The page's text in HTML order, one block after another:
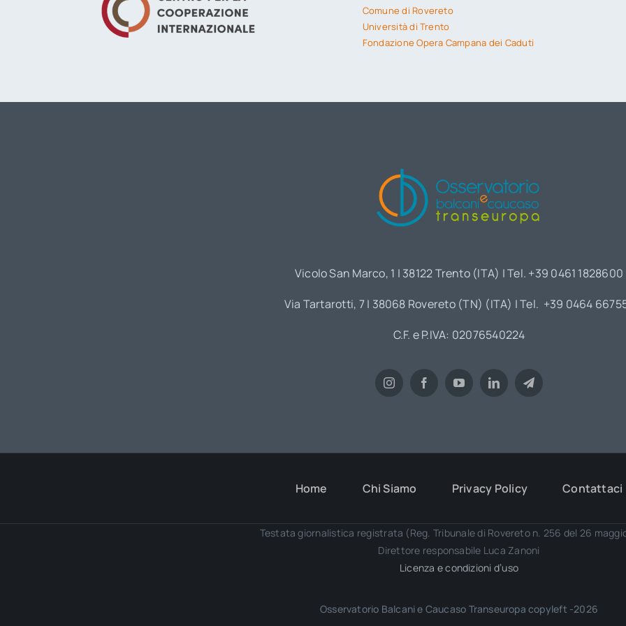
Comune di Rovereto
Università di Trento
Fondazione Opera Campana dei Caduti
Vicolo San Marco, 1 | 38122 Trento (ITA) | Tel. +39 0461 1828600
Via Tartarotti, 7 | 38068 Rovereto (TN) (ITA) | Tel. +39 0464
C.F. e P.IVA: 02076540224
Home Chi Siamo Privacy Policy Contattaci
Testata giornalistica registrata (Reg. Tribunale di Rovereto n. 256 del 26
Direttore responsabile Luca Zanoni
Licenza e condizioni d’uso
Osservatorio Balcani e Caucaso Transeuropa copyleft -2026